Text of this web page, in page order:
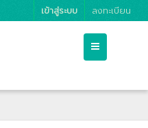
เข้าสู่ระบบ ลงทะเบียน